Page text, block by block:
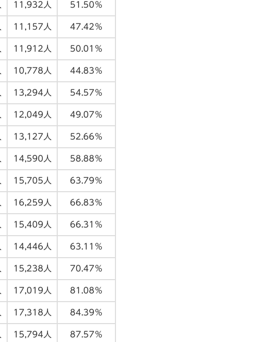
11,932人 51.50％
11,157人 47.42％
11,912人 50.01％
10,778人 44.83％
13,294人 54.57％
12,049人 49.07％
13,127人 52.66％
14,590人 58.88％
15,705人 63.79％
16,259人 66.83％
15,409人 66.31％
14,446人 63.11％
15,238人 70.47％
17,019人 81.08％
17,318人 84.39％
15,794人 87.57％